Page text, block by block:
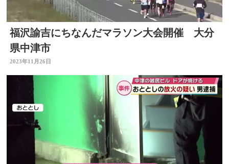
福沢諭吉にちなんだマラソン大会開催 大分
県中津市
2023年11月26日